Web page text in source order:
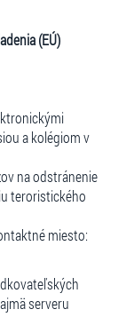
(EÚ)
a kolégiom v
na odstránenie
teroristického
miesto:
serveru